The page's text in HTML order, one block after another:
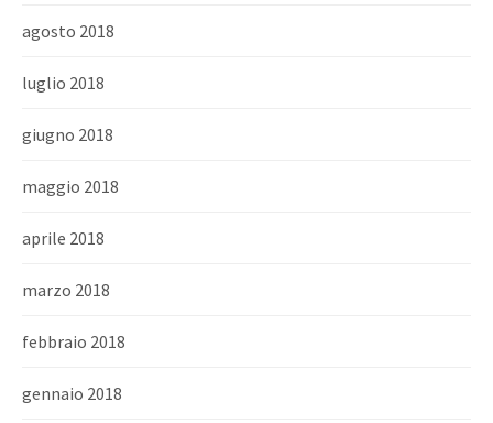
agosto 2018
luglio 2018
giugno 2018
maggio 2018
aprile 2018
marzo 2018
febbraio 2018
gennaio 2018